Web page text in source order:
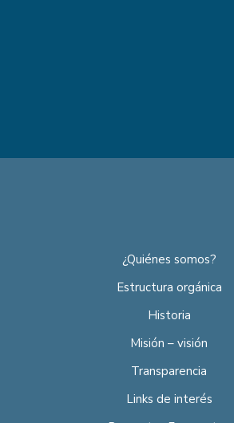
¿Quiénes somos?
Estructura orgánica
Historia
Misión – visión
Transparencia
Links de interés